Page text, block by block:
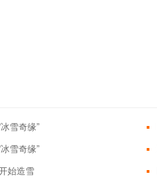
雪奇缘”
雪奇缘”
始造雪